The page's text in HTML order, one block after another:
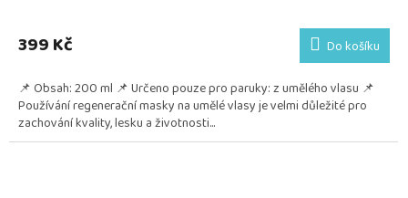
399 Kč Do košíku
📌 Obsah: 200 ml 📌 Určeno pouze pro paruky: z umělého vlasu 📌
Používání regenerační masky na umělé vlasy je velmi důležité pro
zachování kvality, lesku a životnosti...